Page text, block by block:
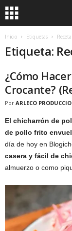
Inicio Etiquetas
Etiqueta:
¿Cómo
Crocante?
Por ARLECO
El chicharrón de
de pollo frito
día de hoy en
casera y fácil de
almuerzo o como